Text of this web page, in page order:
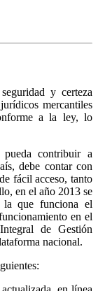
y certeza
mercantiles
a la ley, lo
contribuir a
debe contar con
fácil acceso, tanto
en el año 2013 se
que funciona el
en el
de Gestión
nacional.